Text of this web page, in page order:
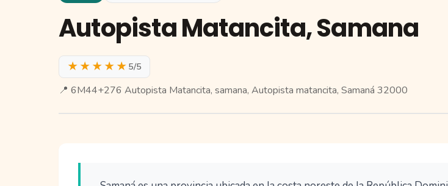
Autopista Matancita, Samana
★★★★★ 5/5
📍 6M44+276 Autopista Matancita, samana, Autopista matancita, Samaná 32000